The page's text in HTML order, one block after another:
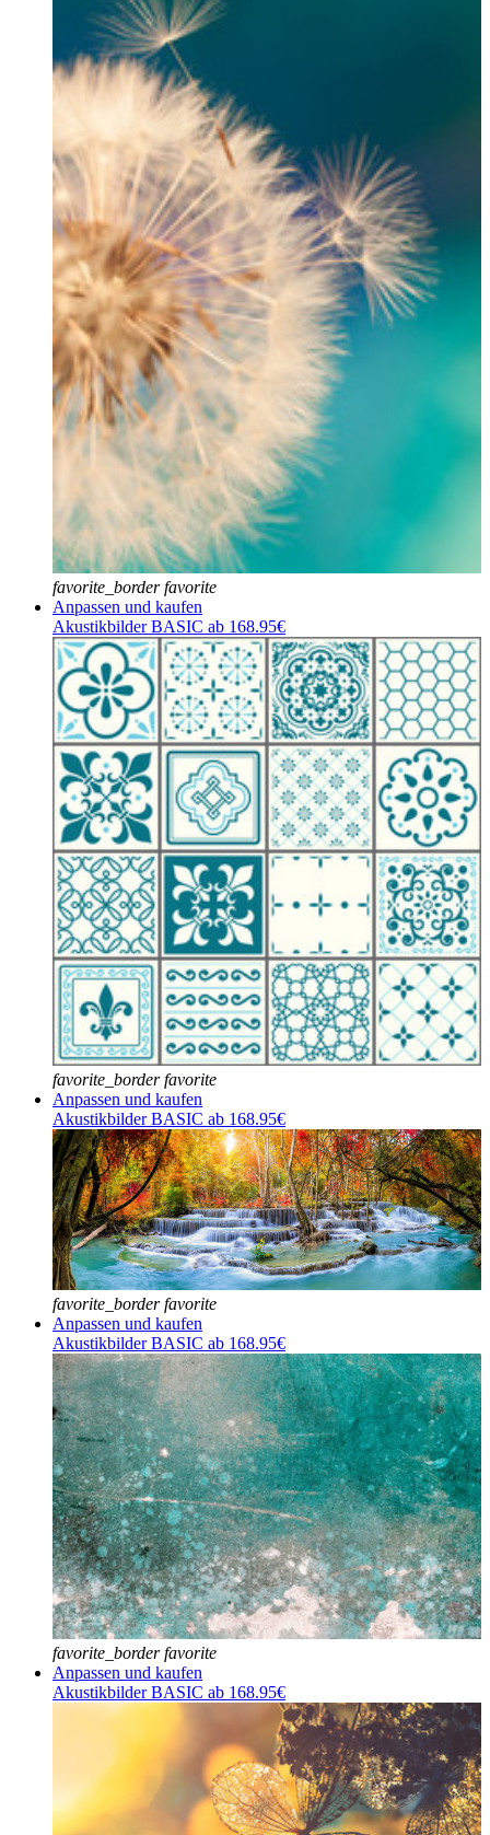
favorite_border favorite
Anpassen und kaufen
Akustikbilder BASIC ab 168.95€
favorite_border favorite
Anpassen und kaufen
Akustikbilder BASIC ab 168.95€
favorite_border favorite
Anpassen und kaufen
Akustikbilder BASIC ab 168.95€
favorite_border favorite
Anpassen und kaufen
Akustikbilder BASIC ab 168.95€